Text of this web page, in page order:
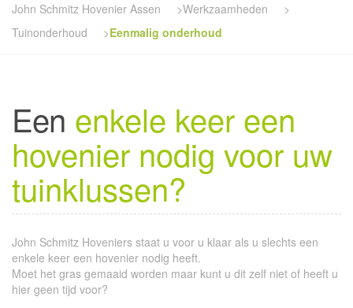
John Schmitz Hovenier Assen >Werkzaamheden
>
Tuinonderhoud
>Eenmalig onderhoud
Een enkele keer een
hovenier nodig voor uw
tuinklussen?
John Schmitz Hoveniers staat u voor u klaar als u slechts een
enkele keer een hovenier nodig heeft.
Moet het gras gemaaid worden maar kunt u dit zelf niet of heeft u
hier geen tijd voor?